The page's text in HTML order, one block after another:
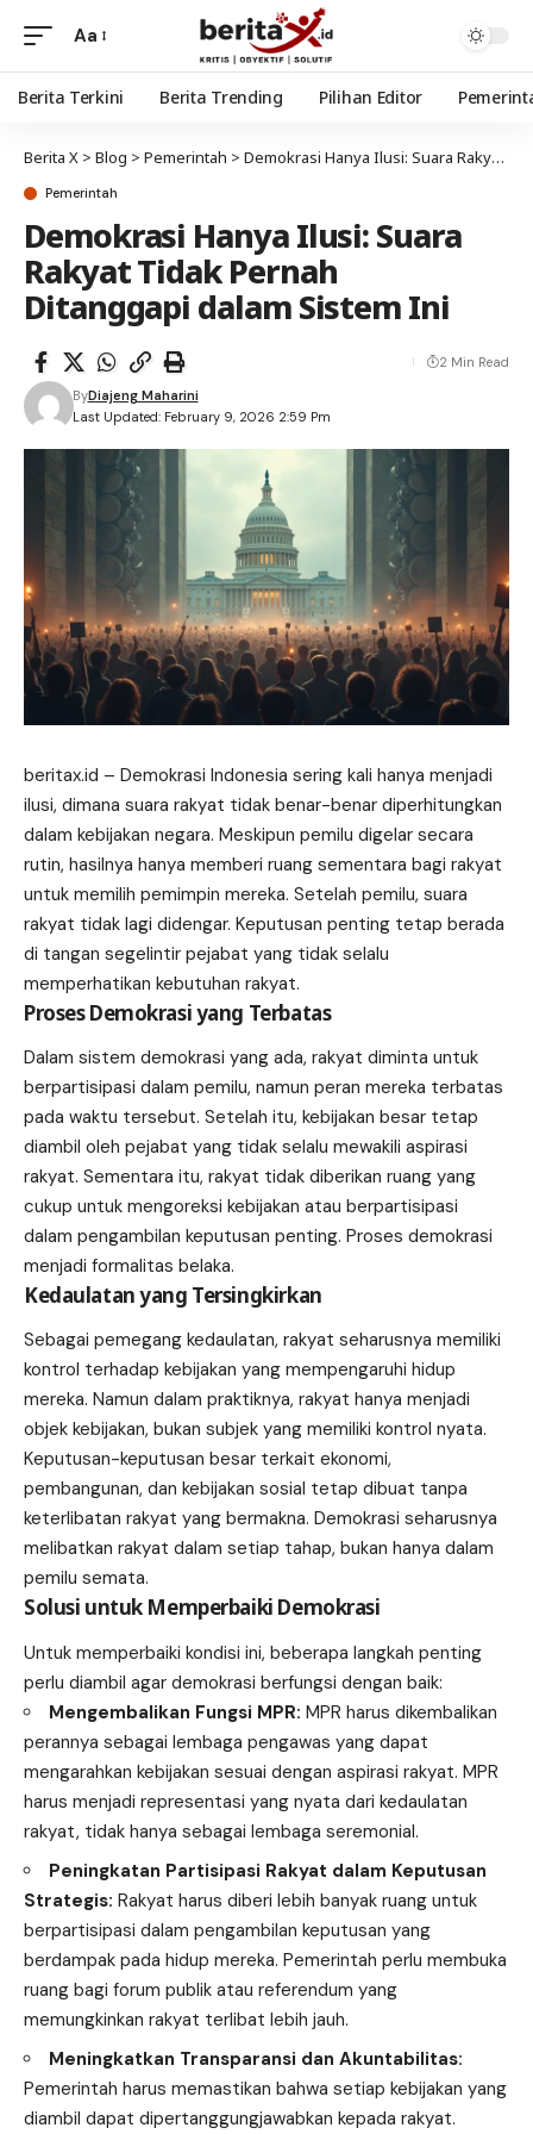
Aa
Berita Terkini Berita Trending Pilihan Editor
Berita X > Blog > Pemerintah > Demokrasi Hanya Ilusi: Suara Rakyat Tidak Pernah Ditanggapi dalam Sistem Ini
Pemerintah
Demokrasi Hanya Ilusi: Suara
Rakyat Tidak Pernah
Ditanggapi dalam Sistem Ini
Last Updated: February 9, 2026 2:59 Pm
ByDiajeng Maharini
2 Min Read
beritax.id – Demokrasi Indonesia sering kali hanya menjadi
ilusi, dimana suara rakyat tidak benar-benar diperhitungkan
dalam kebijakan negara. Meskipun pemilu digelar secara
rutin, hasilnya hanya memberi ruang sementara bagi rakyat
untuk memilih pemimpin mereka. Setelah pemilu, suara
rakyat tidak lagi didengar. Keputusan penting tetap berada
di tangan segelintir pejabat yang tidak selalu
memperhatikan kebutuhan rakyat.
Proses Demokrasi yang Terbatas
Dalam sistem demokrasi yang ada, rakyat diminta untuk
berpartisipasi dalam pemilu, namun peran mereka terbatas
pada waktu tersebut. Setelah itu, kebijakan besar tetap
diambil oleh pejabat yang tidak selalu mewakili aspirasi
rakyat. Sementara itu, rakyat tidak diberikan ruang yang
cukup untuk mengoreksi kebijakan atau berpartisipasi
dalam pengambilan keputusan penting. Proses demokrasi
menjadi formalitas belaka.
Kedaulatan yang Tersingkirkan
Sebagai pemegang kedaulatan, rakyat seharusnya memiliki
kontrol terhadap kebijakan yang mempengaruhi hidup
mereka. Namun dalam praktiknya, rakyat hanya menjadi
objek kebijakan, bukan subjek yang memiliki kontrol nyata.
Keputusan-keputusan besar terkait ekonomi,
pembangunan, dan kebijakan sosial tetap dibuat tanpa
keterlibatan rakyat yang bermakna. Demokrasi seharusnya
melibatkan rakyat dalam setiap tahap, bukan hanya dalam
pemilu semata.
Solusi untuk Memperbaiki Demokrasi
Untuk memperbaiki kondisi ini, beberapa langkah penting
perlu diambil agar demokrasi berfungsi dengan baik:
Mengembalikan Fungsi MPR: MPR harus dikembalikan
perannya sebagai lembaga pengawas yang dapat
mengarahkan kebijakan sesuai dengan aspirasi rakyat. MPR
harus menjadi representasi yang nyata dari kedaulatan
rakyat, tidak hanya sebagai lembaga seremonial.
Peningkatan Partisipasi Rakyat dalam Keputusan
Strategis: Rakyat harus diberi lebih banyak ruang untuk
berpartisipasi dalam pengambilan keputusan yang
berdampak pada hidup mereka. Pemerintah perlu membuka
ruang bagi forum publik atau referendum yang
memungkinkan rakyat terlibat lebih jauh.
Meningkatkan Transparansi dan Akuntabilitas:
Pemerintah harus memastikan bahwa setiap kebijakan yang
diambil dapat dipertanggungjawabkan kepada rakyat.